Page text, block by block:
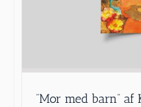
”Mor med barn” af